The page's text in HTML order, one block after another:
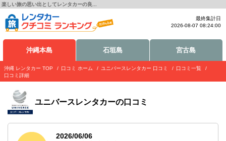
楽しい旅の思い出としてレンタカーの良...
最終集計日
2026-08-07 08:24:00
沖縄本島 石垣島 宮古島
沖縄 レンタカー TOP 口コミ ホーム ユニバースレンタカー 口コミ
口コミ一覧
口コミ詳細
ユニバースレンタカーの口コミ
2026/06/06